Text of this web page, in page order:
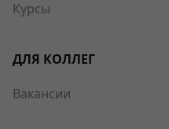
Курсы
ДЛЯ КОЛЛЕГ
Вакансии